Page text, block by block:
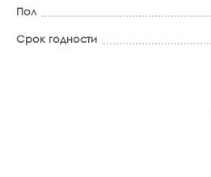
Пол
Срок годности